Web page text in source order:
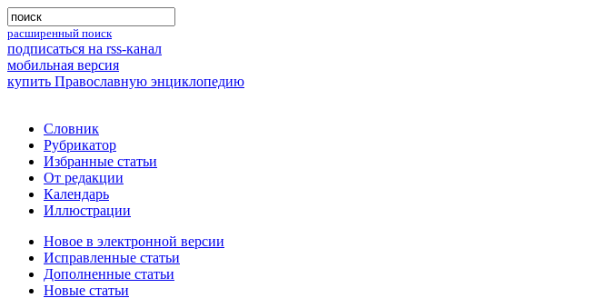
расширенный поиск
подписаться на rss-канал
мобильная версия
купить Православную энциклопедию
Словник
Рубрикатор
Избранные статьи
От редакции
Календарь
Иллюстрации
Новое в электронной версии
Исправленные статьи
Дополненные статьи
Новые статьи